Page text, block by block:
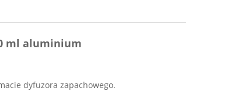
ml aluminium
dyfuzora zapachowego.